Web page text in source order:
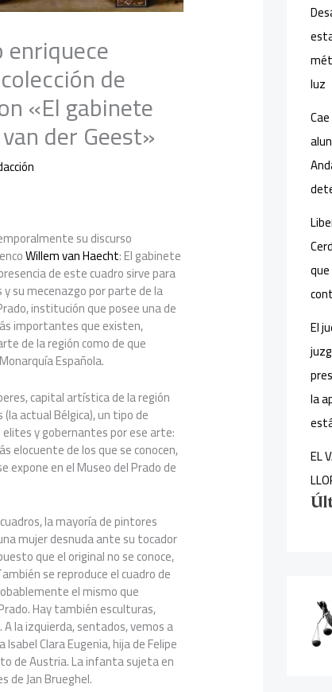
enriquece
de
«El gabinete
der Geest»
su discurso
Willem van Haecht: El gabinete
de este cuadro sirve para
su mecenazgo por parte de la
institución que posee una de
importantes que existen,
de la región como de que
Española.
capital artística de la región
actual Bélgica), un tipo de
y gobernantes por ese arte:
elocuente de los que se conocen,
expone en el Museo del Prado de
la mayoría de pintores
mujer desnuda ante su tocador
que el original no se conoce,
se reproduce el cuadro de
el mismo que
Hay también esculturas,
la izquierda, sentados, vemos a
Clara Eugenia, hija de Felipe
de Austria. La infanta sujeta en
de Jan Brueghel.
luz
El
la
EL